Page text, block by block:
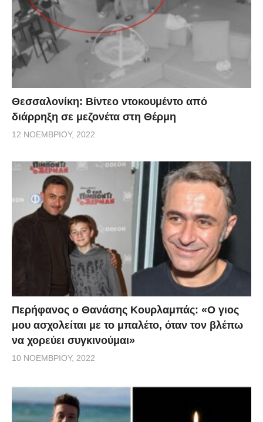
Θεσσαλονίκη: Βίντεο ντοκουμέντο από
διάρρηξη σε μεζονέτα στη Θέρμη
12 ΝΟΕΜΒΡΊΟΥ, 2022
Περήφανος ο Θανάσης Κουρλαμπάς: «Ο γιος
μου ασχολείται με το μπαλέτο, όταν τον βλέπω
να χορεύει συγκινούμαι»
10 ΝΟΕΜΒΡΊΟΥ, 2022